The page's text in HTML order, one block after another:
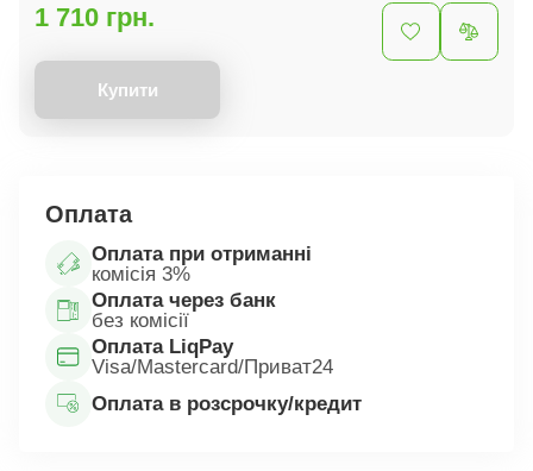
1 710 грн.
Купити
Оплата
Оплата при отриманні
комісія 3%
Оплата через банк
без комісії
Оплата LiqPay
Visa/Mastercard/Приват24
Оплата в розсрочку/кредит